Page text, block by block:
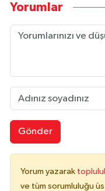
Yorumlar
Gönder
Yorum yazarak
ve tüm sorumluluğu